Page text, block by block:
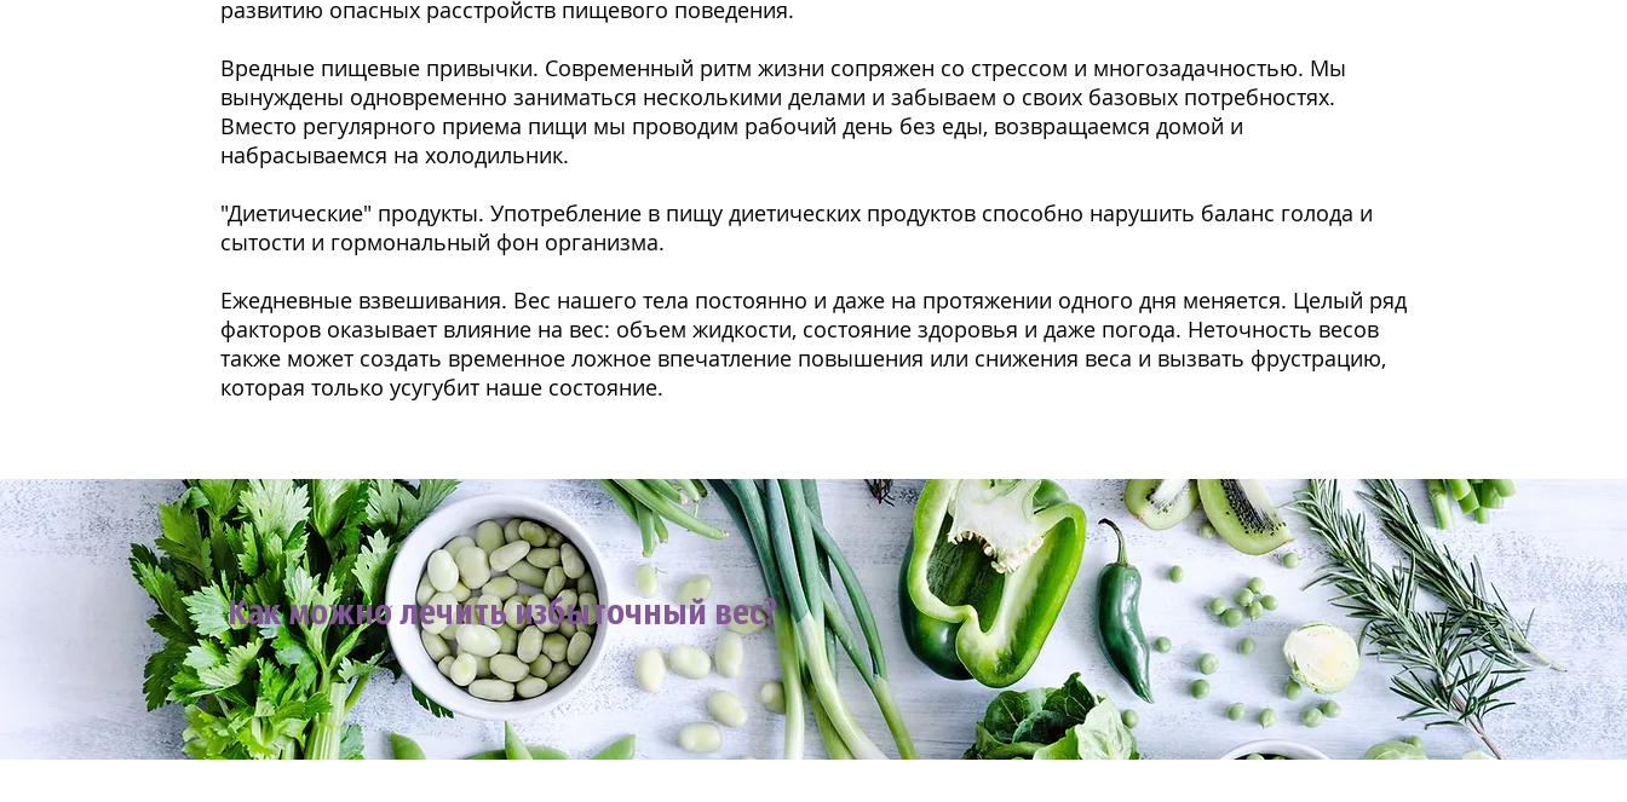
развитию опасных расстройств пищевого поведения.
Вредные пищевые привычки. Современный ритм жизни сопряжен со стрессом и многозадачностью. Мы
вынуждены одновременно заниматься несколькими делами и забываем о своих базовых потребностях.
Вместо регулярного приема пищи мы проводим рабочий день без еды, возвращаемся домой и
набрасываемся на холодильник.
"Диетические" продукты. Употребление в пищу диетических продуктов способно нарушить баланс голода и
сытости и гормональный фон организма.
Ежедневные взвешивания. Вес нашего тела постоянно и даже на протяжении одного дня меняется. Целый ряд
факторов оказывает влияние на вес: объем жидкости, состояние здоровья и даже погода. Неточность весов
также может создать временное ложное впечатление повышения или снижения веса и вызвать фрустрацию,
которая только усугубит наше состояние.
Как можно лечить избыточный вес?